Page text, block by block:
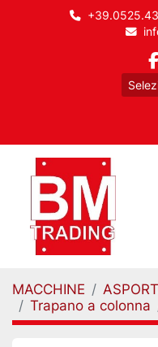
MACCHINE
Trapano a colonna